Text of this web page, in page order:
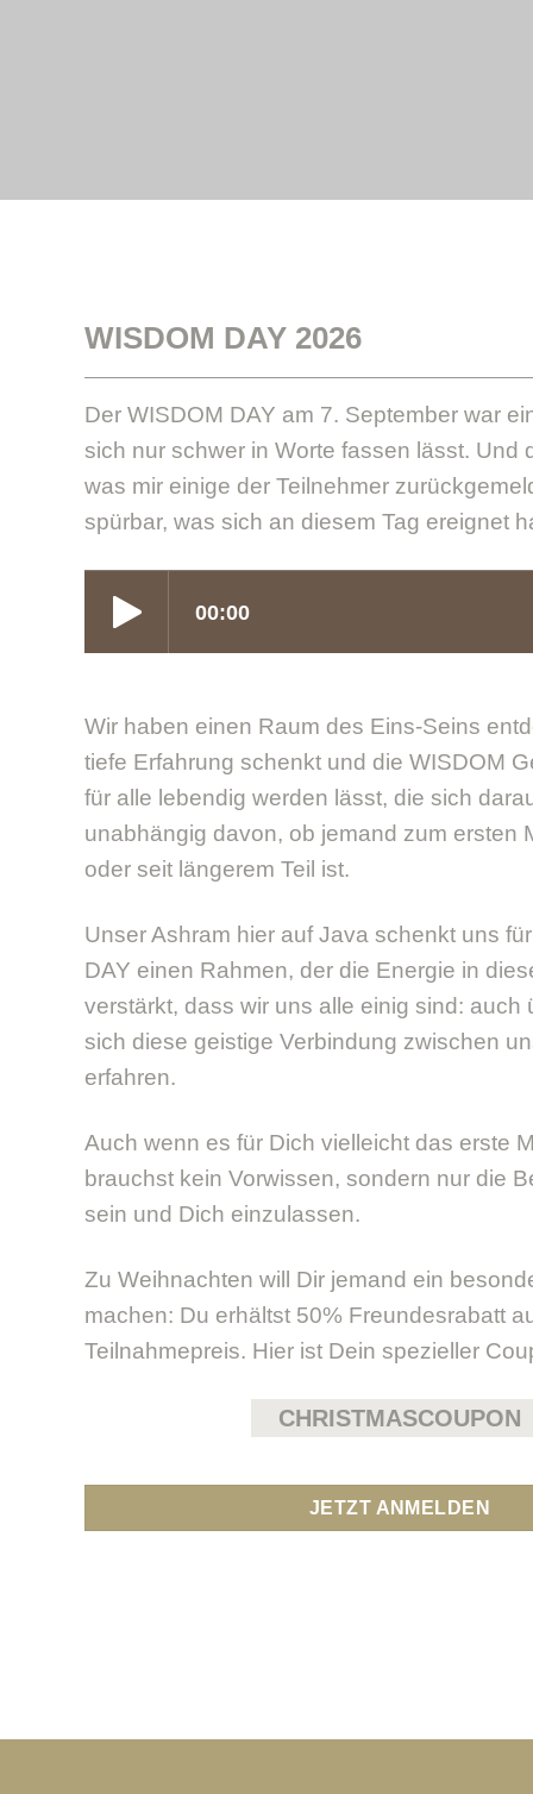
WISDOM DAY 2026
Der WISDOM DAY am 7. September war
sich nur schwer in Worte fassen lässt. Und
was mir einige der Teilnehmer
spürbar, was sich an diesem Tag ereignet
Wir haben einen Raum des Eins-Seins
tiefe Erfahrung schenkt und die WISDOM
für alle lebendig werden lässt, die sich
unabhängig davon, ob jemand zum ersten
oder seit längerem Teil ist.
Unser Ashram hier auf Java schenkt uns
DAY einen Rahmen, der die Energie in
verstärkt, dass wir uns alle einig sind: auch
sich diese geistige Verbindung zwischen
erfahren.
Auch wenn es für Dich vielleicht das erste
brauchst kein Vorwissen, sondern nur die
sein und Dich einzulassen.
Zu Weihnachten will Dir jemand ein
machen: Du erhältst 50% Freundesrabatt
Teilnahmepreis. Hier ist Dein spezieller
CHRISTMASCOUPON
JETZT ANMELDEN